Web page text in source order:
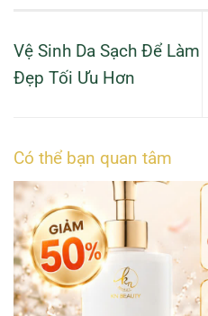
Vệ Sinh Da Sạch Để Làm
Đẹp Tối Ưu Hơn
Có thể bạn quan tâm